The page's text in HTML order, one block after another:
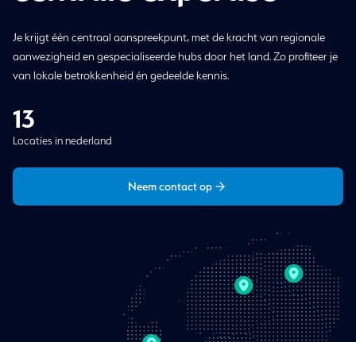
Je krijgt één centraal aanspreekpunt, met de kracht van regionale
aanwezigheid en gespecialiseerde hubs door het land. Zo profiteer je
van lokale betrokkenheid én gedeelde kennis.
13
Locaties in nederland
Neem contact op